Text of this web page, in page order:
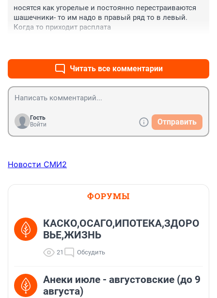
носятся как угорелые и постоянно перестраиваются
шашечники- то им надо в правый ряд то в левый.
Когда то приходит расплата
Читать все комментарии
Гость
Войти
Отправить
Новости СМИ2
ФОРУМЫ
КАСКО,ОСАГО,ИПОТЕКА,ЗДОРО
ВЬЕ,ЖИЗНЬ
21 Обсудить
Анеки июле - августовские (до 9
августа)